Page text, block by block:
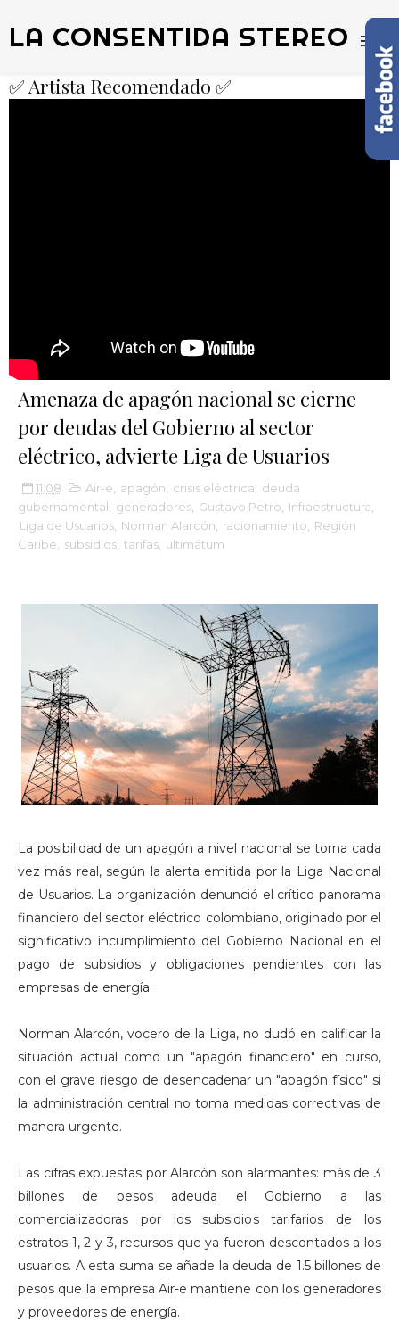
LA CONSENTIDA STEREO
✅ Artista Recomendado ✅
Amenaza de apagón nacional se cierne
por deudas del Gobierno al sector
eléctrico, advierte Liga de Usuarios
11:08 Air-e apagón crisis eléctrica
deuda
gubernamental
generadores Gustavo Petro Infraestructura
Liga de Usuarios Norman Alarcón racionamiento
Región
Caribe
subsidios tarifas ultimátum
La posibilidad de un apagón a nivel nacional se torna cada
vez más real, según la alerta emitida por la Liga Nacional
de Usuarios. La organización denunció el crítico panorama
financiero del sector eléctrico colombiano, originado por el
significativo incumplimiento del Gobierno Nacional en el
pago de subsidios y obligaciones pendientes con las
empresas de energía.
Norman Alarcón, vocero de la Liga, no dudó en calificar la
situación actual como un "apagón financiero" en curso,
con el grave riesgo de desencadenar un "apagón físico" si
la administración central no toma medidas correctivas de
manera urgente.
Las cifras expuestas por Alarcón son alarmantes: más de 3
billones de pesos adeuda el Gobierno a las
comercializadoras por los subsidios tarifarios de los
estratos 1, 2 y 3, recursos que ya fueron descontados a los
usuarios. A esta suma se añade la deuda de 1.5 billones de
pesos que la empresa Air-e mantiene con los generadores
y proveedores de energía.